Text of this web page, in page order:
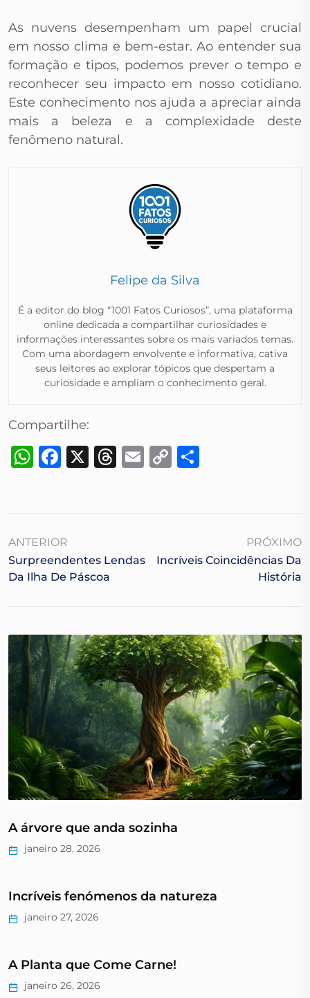
As nuvens desempenham um papel crucial
em nosso clima e bem-estar. Ao entender sua
formação e tipos, podemos prever o tempo e
reconhecer seu impacto em nosso cotidiano.
Este conhecimento nos ajuda a apreciar ainda
mais a beleza e a complexidade deste
fenômeno natural.
Felipe da Silva
É a editor do blog “1001 Fatos Curiosos”, uma plataforma
online dedicada a compartilhar curiosidades e
informações interessantes sobre os mais variados temas.
Com uma abordagem envolvente e informativa, cativa
seus leitores ao explorar tópicos que despertam a
curiosidade e ampliam o conhecimento geral.​
Compartilhe:
WhatsApp
Facebook
X Threads
Email
Copy
ANTERIOR
Surpreendentes Lendas
Da Ilha De Páscoa
PRÓXIMO
Incríveis Coincidências Da
História
A árvore que anda sozinha
janeiro 28, 2026
Incríveis fenómenos da natureza
janeiro 27, 2026
A Planta que Come Carne!
janeiro 26, 2026